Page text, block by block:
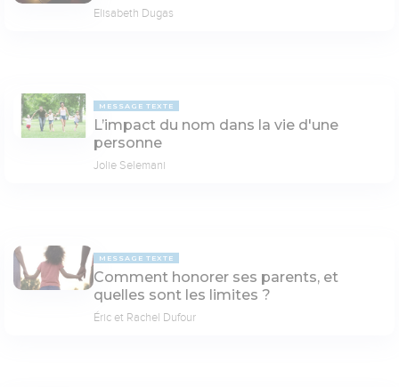
Elisabeth Dugas
MESSAGE TEXTE
L’impact du nom dans la vie d'une
personne
Jolie Selemani
MESSAGE TEXTE
Comment honorer ses parents, et
quelles sont les limites ?
Éric et Rachel Dufour